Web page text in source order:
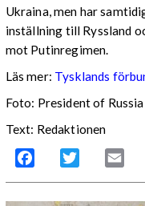
Ukraina, men har
inställning till Ryssland
mot Putinregimen.
Läs mer: Tysklands
Foto: President of
Text: Redaktionen
Facebook Twitter